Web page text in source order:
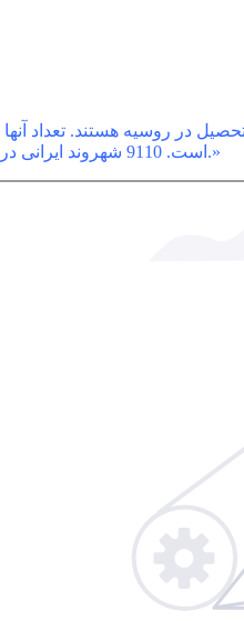
در روسیه هستند. تعداد
است. 9110 شهروند ایرانی در روسیه مشغول به تحصیل هستند.»